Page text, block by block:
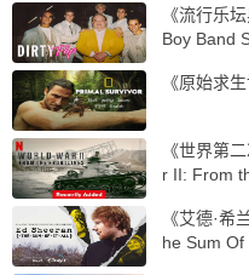
《流行乐
Boy Band
《原始求
《世界第
r II: From
《艾德·
he Sum Of